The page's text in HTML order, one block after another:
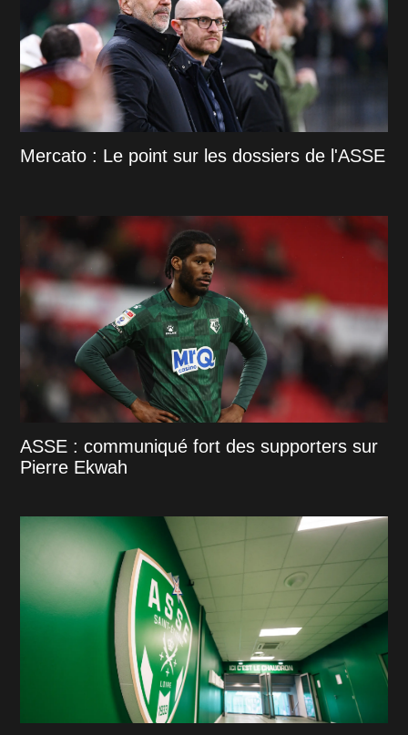
Mercato : Le point sur les dossiers de l'ASSE
ASSE : communiqué fort des supporters sur
Pierre Ekwah